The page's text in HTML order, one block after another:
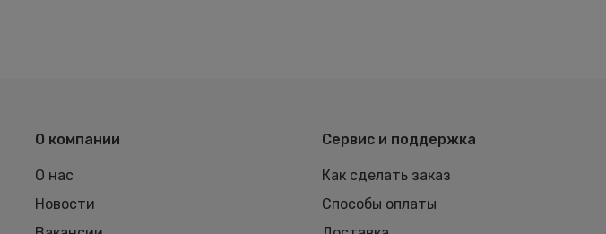
О компании
О нас
Новости
Сервис и поддержка
Как сделать заказ
Способы оплаты